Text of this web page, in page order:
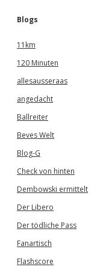
Blogs
11km
120 Minuten
allesausseraas
angedacht
Ballreiter
Beves Welt
Blog-G
Check von hinten
Dembowski ermittelt
Der Libero
Der tödliche Pass
Fanartisch
Flashscore